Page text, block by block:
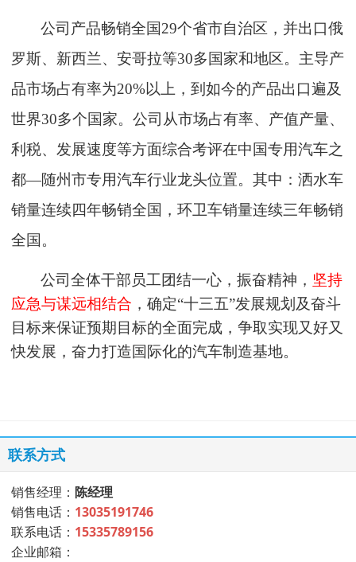
公司产品畅销全国29个省市自治区，并出口俄
罗斯、新西兰、安哥拉等30多国家和地区。 主导产
品市场占有率为20%以上， 到如今的产品出口遍及
世界30多个国家。公司 从市场占有率、产值产量、
利税、发展速度等方面综合考评在中国专用汽车之
都—随州市专用汽车行业龙头位置。其中：洒水车
销量连续四年畅销全国，环卫车销量连续三年畅销
全国。
公司全体干部员工团结一心，振奋精神， 坚持
应急与谋远相结合 ，确定“十三五”发展规划及奋斗
目标来保证预期目标的全面完成，争取实现又好又
快发展， 奋力打造国际化的汽车制造基地。
联系方式
销售经理： 陈经理
销售电话： 13035191746
联系电话： 15335789156
企业邮箱：